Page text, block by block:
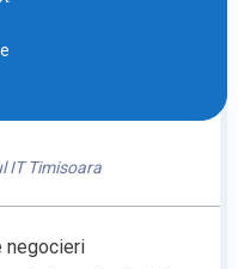
IT Timisoara
negocieri